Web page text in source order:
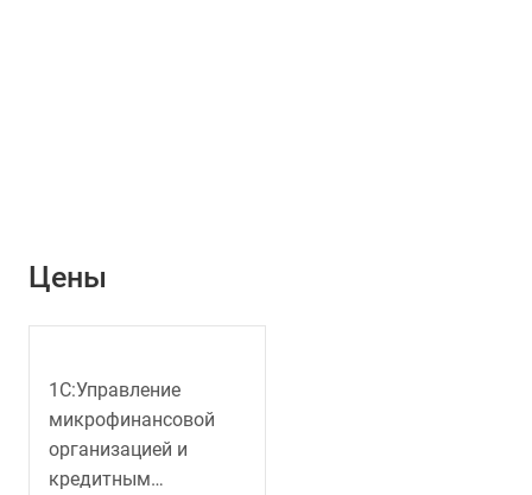
Цены
1С:Управление
микрофинансовой
организацией и
кредитным